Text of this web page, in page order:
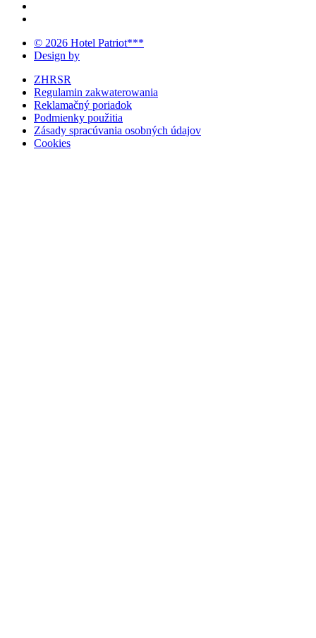
© 2026 Hotel Patriot***
Design by
ZHRSR
Regulamin zakwaterowania
Reklamačný poriadok
Podmienky použitia
Zásady spracúvania osobných údajov
Cookies